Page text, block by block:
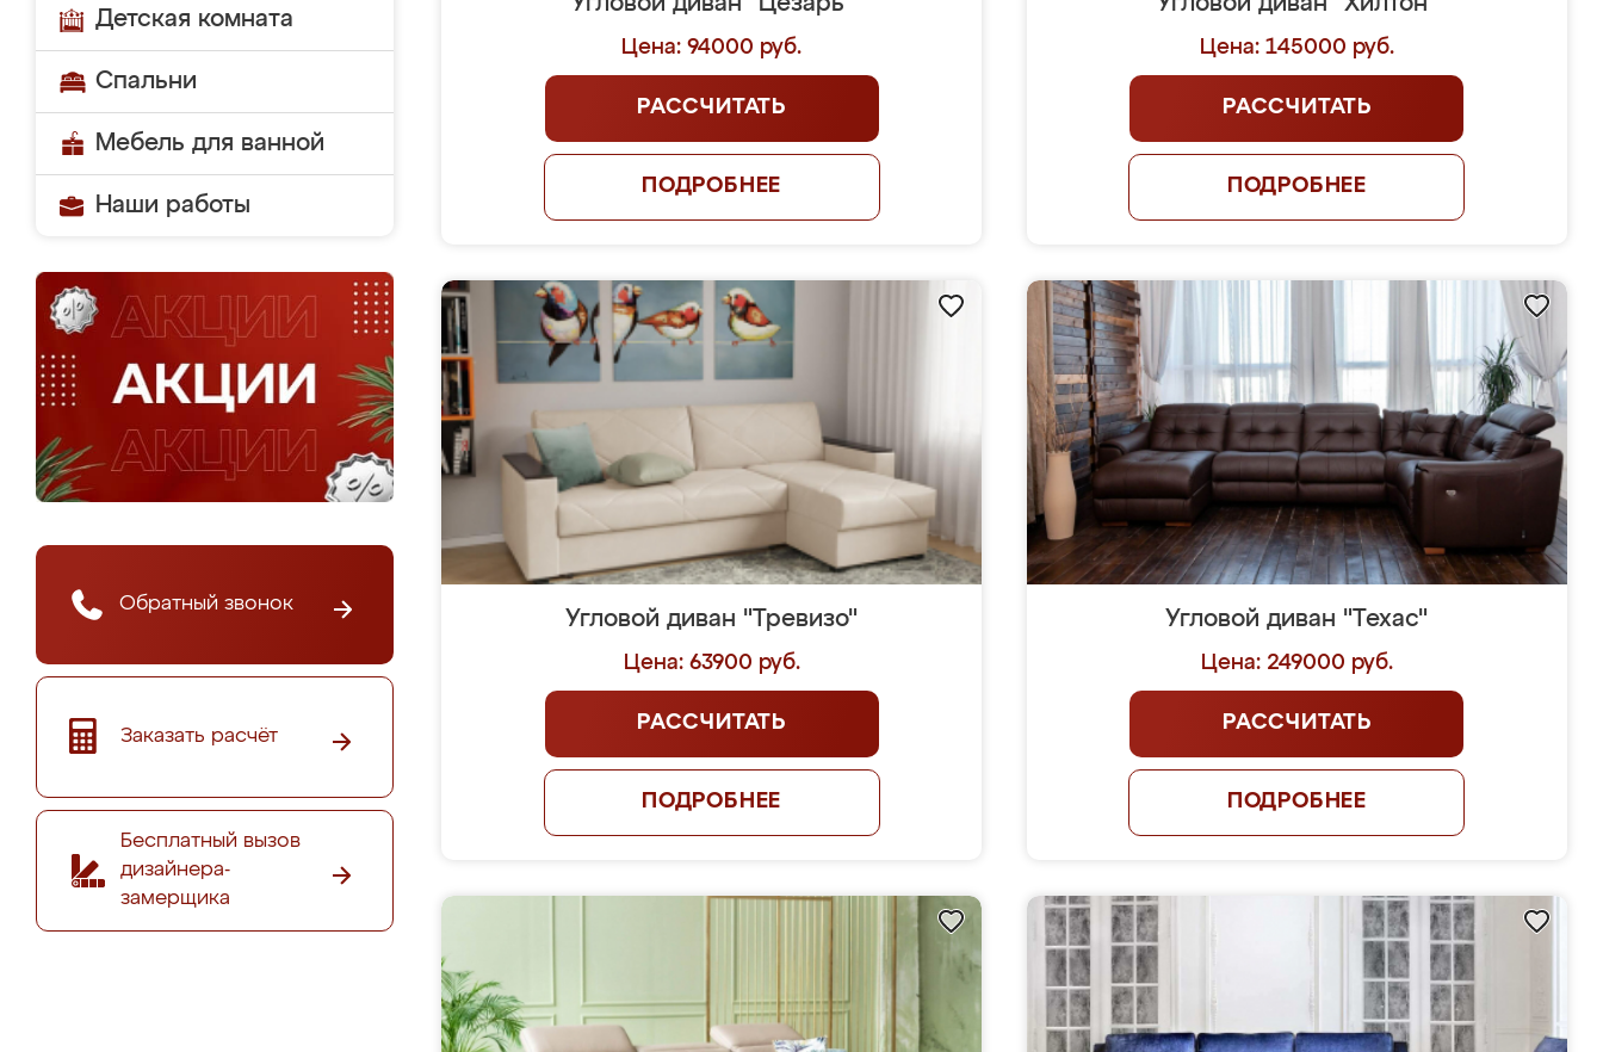
Детская комната
Спальни
Мебель для ванной
Наши работы
Обратный звонок
Заказать расчёт
Бесплатный вызов
дизайнера-
замерщика
Цена: 94000 руб.
РАССЧИТАТЬ
ПОДРОБНЕЕ
Цена: 145000 руб.
РАССЧИТАТЬ
ПОДРОБНЕЕ
Угловой диван "Тревизо"
Цена: 63900 руб.
РАССЧИТАТЬ
ПОДРОБНЕЕ
Угловой диван "Техас"
Цена: 249000 руб.
РАССЧИТАТЬ
ПОДРОБНЕЕ